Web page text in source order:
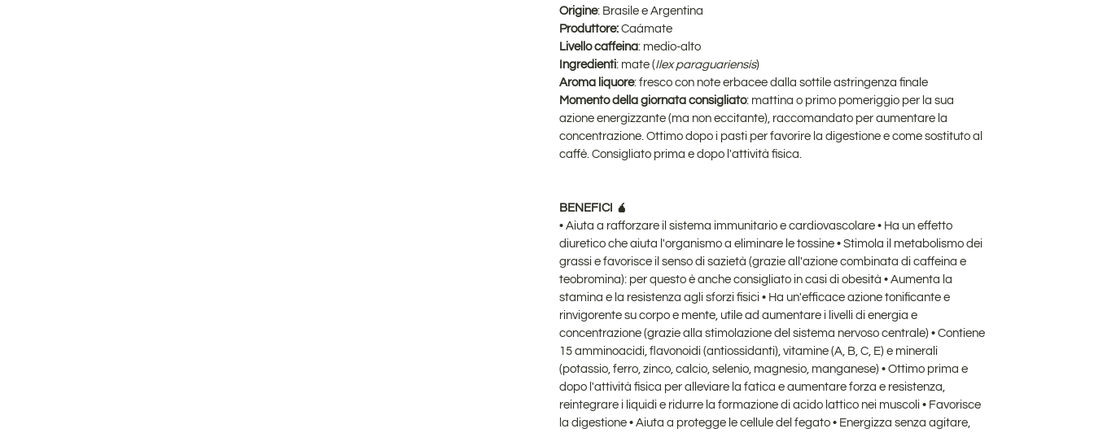
Origine: Brasile e Argentina
Produttore: Caámate
Livello caffeina: medio-alto
Ingredienti: mate (Ilex paraguariensis)
Aroma liquore: fresco con note erbacee dalla sottile astringenza finale
Momento della giornata consigliato: mattina o primo pomeriggio per la sua
azione energizzante (ma non eccitante), raccomandato per aumentare la
concentrazione. Ottimo dopo i pasti per favorire la digestione e come sostituto al
caffè. Consigliato prima e dopo l'attività fisica.
BENEFICI 🧉
• Aiuta a rafforzare il sistema immunitario e cardiovascolare • Ha un effetto
diuretico che aiuta l'organismo a eliminare le tossine • Stimola il metabolismo dei
grassi e favorisce il senso di sazietà (grazie all'azione combinata di caffeina e
teobromina): per questo è anche consigliato in casi di obesità • Aumenta la
stamina e la resistenza agli sforzi fisici • Ha un'efficace azione tonificante e
rinvigorente su corpo e mente, utile ad aumentare i livelli di energia e
concentrazione (grazie alla stimolazione del sistema nervoso centrale) • Contiene
15 amminoacidi, flavonoidi (antiossidanti), vitamine (A, B, C, E) e minerali
(potassio, ferro, zinco, calcio, selenio, magnesio, manganese) • Ottimo prima e
dopo l'attività fisica per alleviare la fatica e aumentare forza e resistenza,
reintegrare i liquidi e ridurre la formazione di acido lattico nei muscoli • Favorisce
la digestione • Aiuta a protegge le cellule del fegato • Energizza senza agitare,